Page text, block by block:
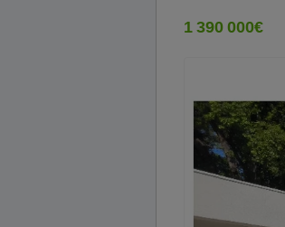
1 390 000€